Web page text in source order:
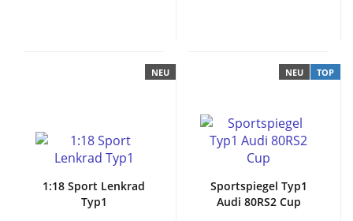
NEU
1:18 Sport Lenkrad
Typ1
NEU TOP
Sportspiegel Typ1
Audi 80RS2 Cup